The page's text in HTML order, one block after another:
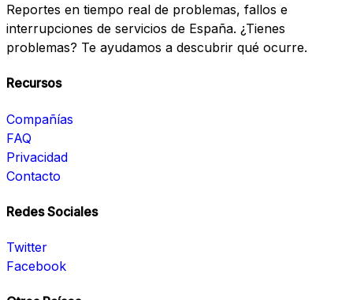
Reportes en tiempo real de problemas, fallos e
interrupciones de servicios de España. ¿Tienes
problemas? Te ayudamos a descubrir qué ocurre.
Recursos
Compañías
FAQ
Privacidad
Contacto
Redes Sociales
Twitter
Facebook